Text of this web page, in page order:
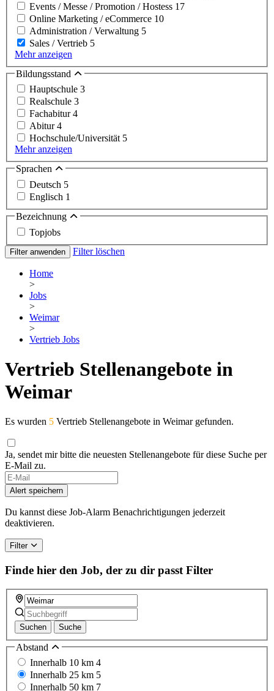
Events / Messe / Promotion / Hostess 17
Online Marketing / eCommerce 10
Administration / Verwaltung 5
Sales / Vertrieb 5
Mehr anzeigen
Bildungsstand
Hauptschule 3
Realschule 3
Fachabitur4
Abitur4
Hochschule/Universität 5
Mehr anzeigen
Sprachen
Deutsch 5
Englisch 1
Bezeichnung
Topjobs
Filter anwenden Filter löschen
Home
>
Jobs
>
Weimar
>
Vertrieb Jobs
Vertrieb Stellenangebote in
Weimar
Es wurden 5 Vertrieb Stellenangebote in Weimar gefunden.
Ja, sendet mir bitte die neuesten Stellenangebote für diese Suche per
E-Mail zu.
If
you
are
a
human,
this
field
Alert speichern
Du kannst diese Job-Alarm Benachrichtigungen jederzeit
deaktivieren.
Filter
Finde hier den Job, der zu dir passt Filter
Suchen Suche
Abstand
Innerhalb 10 km 4
Innerhalb 25 km 5
Innerhalb 50 km 7